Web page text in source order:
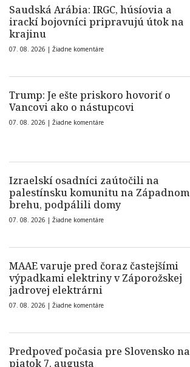
Saudská Arábia: IRGC, húsíovia a
irackí bojovníci pripravujú útok na
krajinu
07. 08. 2026 | Žiadne komentáre
Trump: Je ešte priskoro hovoriť o
Vancovi ako o nástupcovi
07. 08. 2026 | Žiadne komentáre
Izraelskí osadníci zaútočili na
palestínsku komunitu na Západnom
brehu, podpálili domy
07. 08. 2026 | Žiadne komentáre
MAAE varuje pred čoraz častejšími
výpadkami elektriny v Záporožskej
jadrovej elektrárni
07. 08. 2026 | Žiadne komentáre
Predpoveď počasia pre Slovensko na
piatok 7. augusta